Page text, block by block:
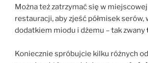
Można też zatrzymać się w
restauracji, aby zjeść półmisek serów,
dodatkiem miodu i dżemu – tak zwany
Koniecznie spróbujcie kilku różnych